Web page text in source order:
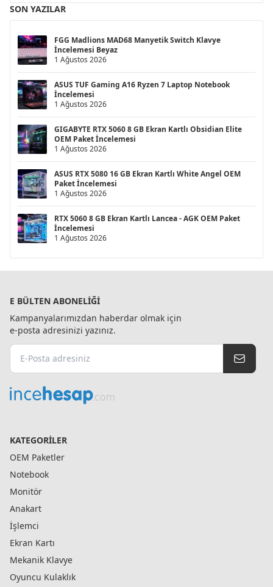
SON YAZILAR
FGG Madlions MAD68 Manyetik Switch Klavye
İncelemesi Beyaz
1 Ağustos 2026
ASUS TUF Gaming A16 Ryzen 7 Laptop Notebook
İncelemesi
1 Ağustos 2026
GIGABYTE RTX 5060 8 GB Ekran Kartlı Obsidian Elite
OEM Paket İncelemesi
1 Ağustos 2026
ASUS RTX 5080 16 GB Ekran Kartlı White Angel OEM
Paket İncelemesi
1 Ağustos 2026
RTX 5060 8 GB Ekran Kartlı Lancea - AGK OEM Paket
İncelemesi
1 Ağustos 2026
E BÜLTEN ABONELIĞI
Kampanyalarımızdan haberdar olmak için
e-posta adresinizi yazınız.
KATEGORILER
OEM Paketler
Notebook
Monitör
Anakart
İşlemci
Ekran Kartı
Mekanik Klavye
Oyuncu Kulaklık